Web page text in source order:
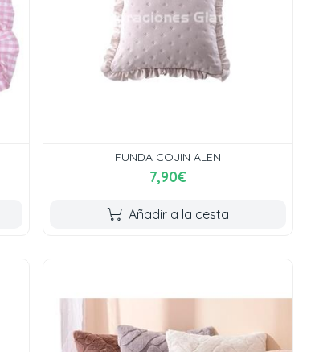
FUNDA COJIN ALEN
7,90€
Añadir a la cesta